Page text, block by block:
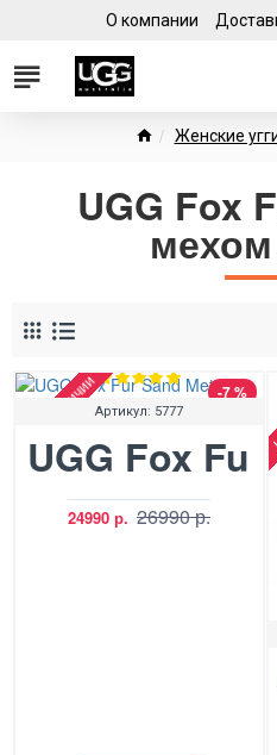
О компании
Женские
UGG Fox
-7 %
Нет в наличииАртикул: 5777
UGG Fox Fur
24990 р. 26990 р.